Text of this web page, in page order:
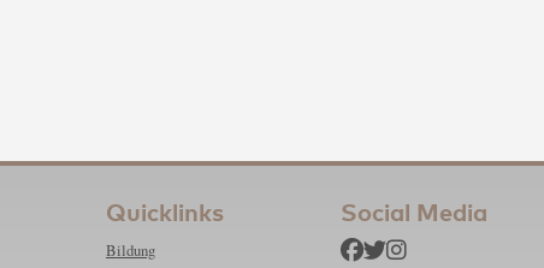
Quicklinks
Bildung
Social Media